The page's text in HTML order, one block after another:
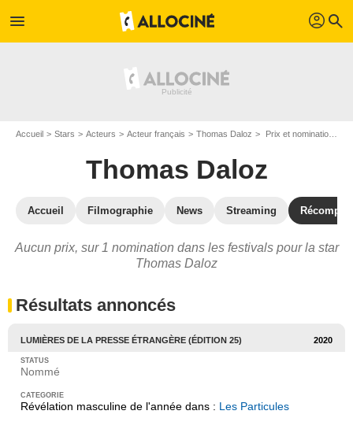
menu profil search
Accueil Stars Acteurs Acteur français Thomas Daloz Prix et nominations de Thomas Daloz
Thomas Daloz
Accueil Filmographie News Streaming
Aucun prix, sur 1 nomination dans les festivals pour la star
Thomas Daloz
Résultats annoncés
LUMIÈRES DE LA PRESSE ÉTRANGÈRE (ÉDITION 25) 2020
Nommé
Révélation masculine de l'année dans : Les Particules